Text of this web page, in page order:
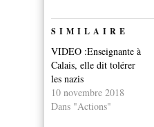
SIMILAIRE
VIDEO :Enseignante à
Calais, elle dit tolérer
les nazis
10 novembre 2018
Dans "Actions"